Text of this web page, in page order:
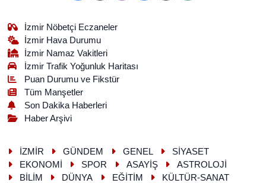
İzmir Nöbetçi Eczaneler
İzmir Hava Durumu
İzmir Namaz Vakitleri
İzmir Trafik Yoğunluk Haritası
Puan Durumu ve Fikstür
Tüm Manşetler
Son Dakika Haberleri
Haber Arşivi
İZMİR GÜNDEM GENEL
SİYASET
EKONOMİ
SPOR ASAYİŞ
ASTROLOJİ
BİLİM
DÜNYA EĞİTİM KÜLTÜR-SANAT